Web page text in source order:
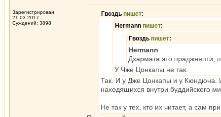
Зарегистрирован:
21.03.2017
Суждений: 3898
Гвоздь пишет:
Hermann пишет:
Гвоздь пишет:
Hermann
Дхармата это праджняпти,
У Чже Цонкапы не так.
Так. И у Дже Цонкапы и у Кюндюна.
находящихся внутри буддийского
Не так у тех, кто их читает, а сам